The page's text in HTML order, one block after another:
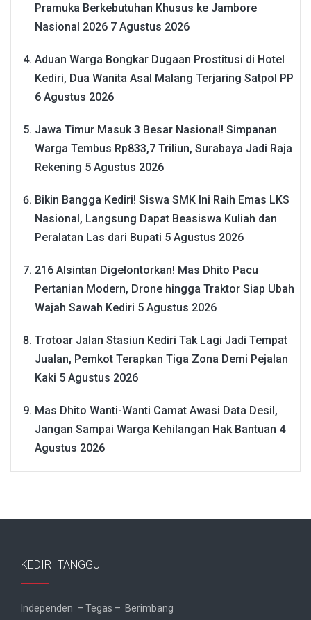
Pramuka Berkebutuhan Khusus ke Jambore
Nasional 2026 7 Agustus 2026
Aduan Warga Bongkar Dugaan Prostitusi di Hotel
Kediri, Dua Wanita Asal Malang Terjaring Satpol PP
6 Agustus 2026
Jawa Timur Masuk 3 Besar Nasional! Simpanan
Warga Tembus Rp833,7 Triliun, Surabaya Jadi Raja
Rekening 5 Agustus 2026
Bikin Bangga Kediri! Siswa SMK Ini Raih Emas LKS
Nasional, Langsung Dapat Beasiswa Kuliah dan
Peralatan Las dari Bupati 5 Agustus 2026
216 Alsintan Digelontorkan! Mas Dhito Pacu
Pertanian Modern, Drone hingga Traktor Siap Ubah
Wajah Sawah Kediri 5 Agustus 2026
Trotoar Jalan Stasiun Kediri Tak Lagi Jadi Tempat
Jualan, Pemkot Terapkan Tiga Zona Demi Pejalan
Kaki 5 Agustus 2026
Mas Dhito Wanti-Wanti Camat Awasi Data Desil,
Jangan Sampai Warga Kehilangan Hak Bantuan 4
Agustus 2026
KEDIRI TANGGUH
Independen – Tegas – Berimbang